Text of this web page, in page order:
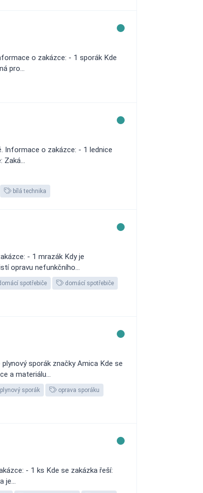
o zakázce: - 1 sporák Kde
pro...
Informace o zakázce: - 1 lednice
Zaká...
bílá technika
- 1 mrazák Kdy je
opravu nefunkčního...
spotřebiče domácí spotřebiče
sporák značky Amica Kde se
a materiálu...
plynový sporák oprava sporáku
- 1 ks Kde se zakázka řeší:
je...